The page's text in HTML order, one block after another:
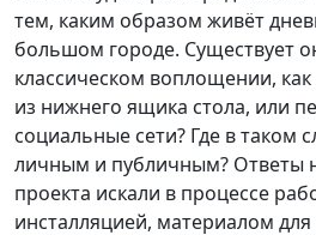
тем, каким образом живёт
большом городе. Существует
классическом воплощении, как
из нижнего ящика стола, или
социальные сети? Где в таком
личным и публичным? Ответы
проекта искали в процессе
инсталляцией, материалом